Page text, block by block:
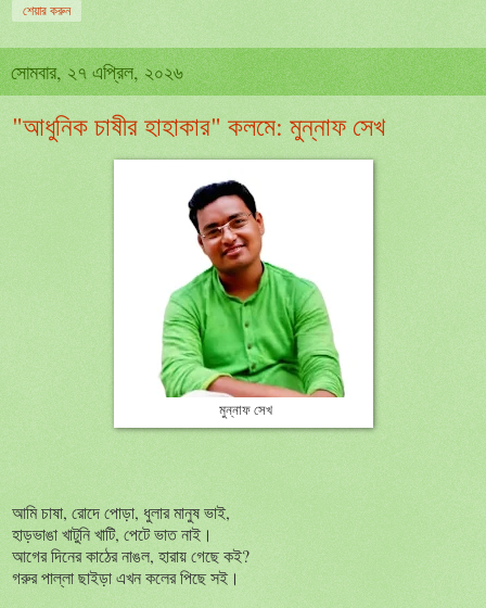
শেয়ার করুন
সোমবার, ২৭ এপ্রিল, ২০২৬
"আধুনিক চাষীর হাহাকার" কলমে: মুন্নাফ সেখ
মুন্নাফ সেখ
আমি চাষা, রোদে পোড়া, ধুলার মানুষ ভাই,
হাড়ভাঙা খাটুনি খাটি, পেটে ভাত নাই।
আগের দিনের কাঠের নাঙল, হারায় গেছে কই?
গরুর পাল্লা ছাইড়া এখন কলের পিছে সই।